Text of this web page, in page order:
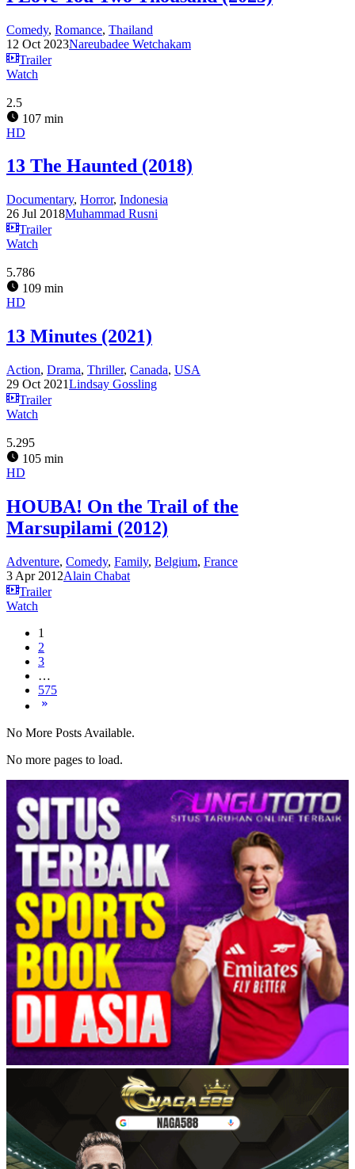
Comedy, Romance, Thailand
12 Oct 2023Nareubadee Wetchakam
Trailer
Watch
2.5
107 min
HD
13 The Haunted (2018)
Documentary, Horror, Indonesia
26 Jul 2018Muhammad Rusni
Trailer
Watch
5.786
109 min
HD
13 Minutes (2021)
Action, Drama, Thriller, Canada, USA
29 Oct 2021Lindsay Gossling
Trailer
Watch
5.295
105 min
HD
HOUBA! On the Trail of the
Marsupilami (2012)
Adventure, Comedy, Family, Belgium, France
3 Apr 2012Alain Chabat
Trailer
Watch
1
2
3
…
575
No More Posts Available.
No more pages to load.